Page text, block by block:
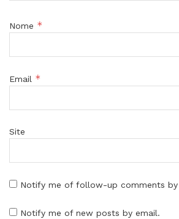
Nome *
Email *
Site
Notify me of follow-up comments by
Notify me of new posts by email.